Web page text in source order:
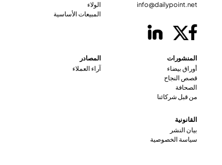
info@dailypoint.net
الولاء
المبيعات الأساسية
المنشورات
أوراق بيضاء
قصص النجاح
الصحافة
من قبل شركائنا
المصادر
آراء العملاء
القانونية
بيان النشر
سياسة الخصوصية